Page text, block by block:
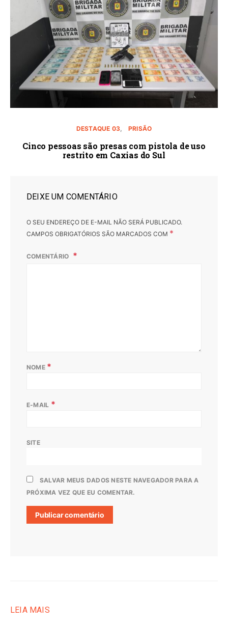
DESTAQUE 03 PRISÃO
Cinco pessoas são presas com pistola de uso
restrito em Caxias do Sul
DEIXE UM COMENTÁRIO
O SEU ENDEREÇO DE E-MAIL NÃO SERÁ PUBLICADO.
CAMPOS OBRIGATÓRIOS SÃO MARCADOS COM *
COMENTÁRIO
NOME *
E-MAIL *
SITE
SALVAR MEUS DADOS NESTE NAVEGADOR PARA A
PRÓXIMA VEZ QUE EU COMENTAR.
LEIA MAIS